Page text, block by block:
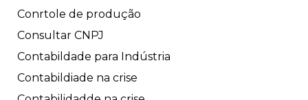
Conrtole de produção
Consultar CNPJ
Contabildade para Indústria
Contabildiade na crise